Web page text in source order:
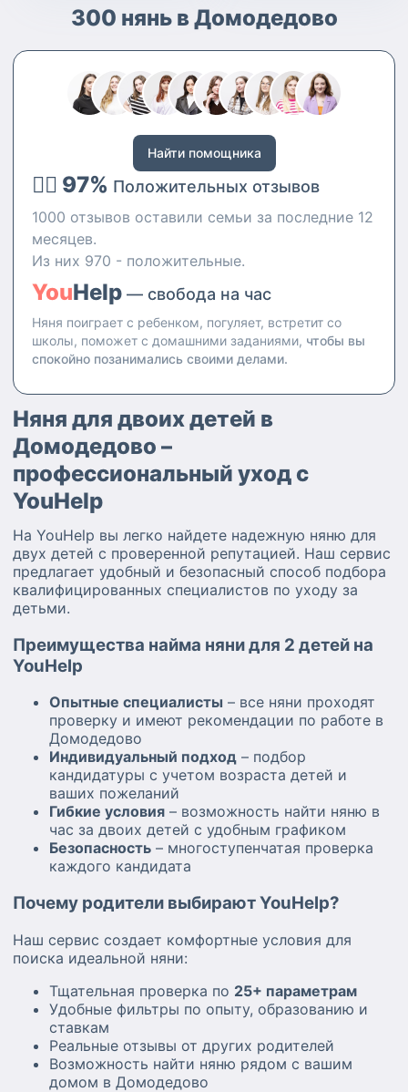
300 нянь в Домодедово
Найти помощника
👍🏻 97% Положительных отзывов
1000 отзывов оставили семьи за последние 12
месяцев.
Из них 970 - положительные.
YouHelp — свобода на час
Няня поиграет с ребенком, погуляет, встретит со
школы, поможет с домашними заданиями, чтобы вы
спокойно позанимались своими делами.
Няня для двоих детей в
Домодедово –
профессиональный уход с
YouHelp
На YouHelp вы легко найдете надежную няню для
двух детей с проверенной репутацией. Наш сервис
предлагает удобный и безопасный способ подбора
квалифицированных специалистов по уходу за
детьми.
Преимущества найма няни для 2 детей на
YouHelp
Опытные специалисты – все няни проходят
проверку и имеют рекомендации по работе в
Домодедово
Индивидуальный подход – подбор
кандидатуры с учетом возраста детей и
ваших пожеланий
Гибкие условия – возможность найти няню в
час за двоих детей с удобным графиком
Безопасность – многоступенчатая проверка
каждого кандидата
Почему родители выбирают YouHelp?
Наш сервис создает комфортные условия для
поиска идеальной няни:
Тщательная проверка по 25+ параметрам
Удобные фильтры по опыту, образованию и
ставкам
Реальные отзывы от других родителей
Возможность найти няню рядом с вашим
домом в Домодедово